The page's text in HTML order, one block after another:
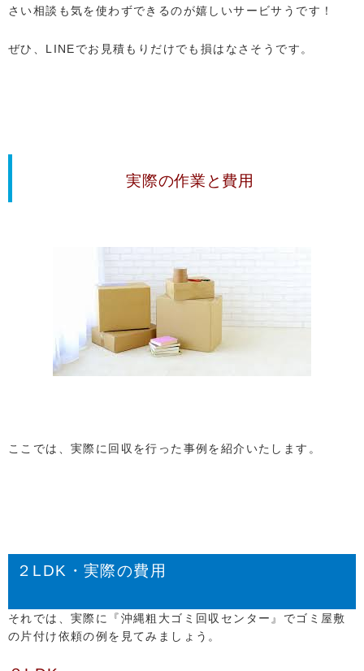
さい相談も気を使わずできるのが嬉しいサービサうです！
ぜひ、LINEでお見積もりだけでも損はなさそうです。
実際の作業と費用
ここでは、実際に回収を行った事例を紹介いたします。
２LDK・実際の費用
それでは、実際に『沖縄粗大ゴミ回収センター』でゴミ屋敷
の片付け依頼の例を見てみましょう。